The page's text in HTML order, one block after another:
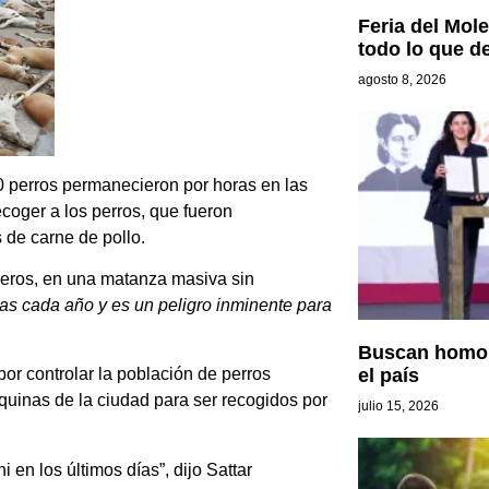
permanecieron por horas en las
a los perros, que fueron
carne de pollo.
en una matanza masiva sin
cada año y es un peligro inminente para
controlar la población de perros
de la ciudad para ser recogidos por
en los últimos días”, dijo Sattar
Feria del
todo lo que
agosto 8, 2026
Buscan
el país
julio 15, 2026